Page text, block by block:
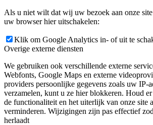
Als u niet wilt dat wij uw bezoek aan onze
uw browser hier uitschakelen:
Klik om Google Analytics in- of uit te
Overige externe diensten
We gebruiken ook verschillende externe
Webfonts, Google Maps en externe
providers persoonlijke gegevens zoals uw IP-
verzamelen, kunt u ze hier blokkeren. Houd
de functionaliteit en het uiterlijk van onze site
verminderen. Wijzigingen zijn pas effectief
herlaadt